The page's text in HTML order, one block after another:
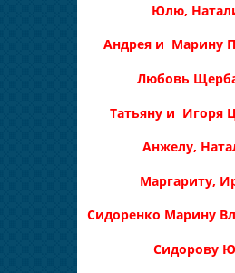
Юлю,
Андрея и Марину
Любовь
Татьяну и Игоря
Анжелу,
Маргариту,
Сидоренко Марину
Сидорову